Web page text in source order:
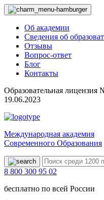
Об академии
Сведения об
Отзывы
Вопрос-ответ
Блог
Контакты
Образовательная
19.06.2023
Международная академия
Современного Образования
8 800 300 95 02
бесплатно по всей России